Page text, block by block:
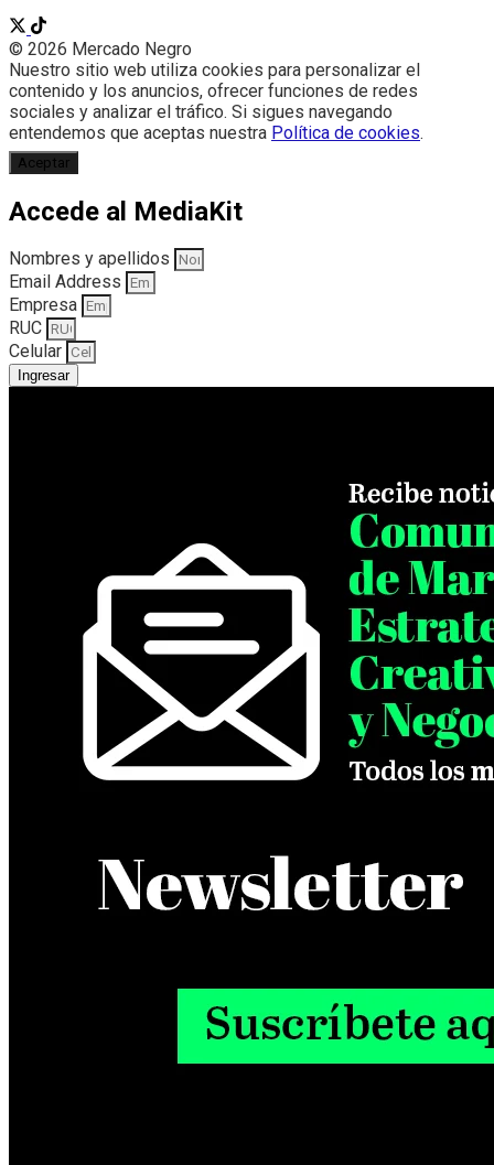
© 2026 Mercado Negro
Nuestro sitio web utiliza cookies para personalizar el
contenido y los anuncios, ofrecer funciones de redes
sociales y analizar el tráfico. Si sigues navegando
entendemos que aceptas nuestra Política de cookies.
Aceptar
Accede al MediaKit
Nombres y apellidos
Email Address
Empresa
RUC
Celular
Ingresar